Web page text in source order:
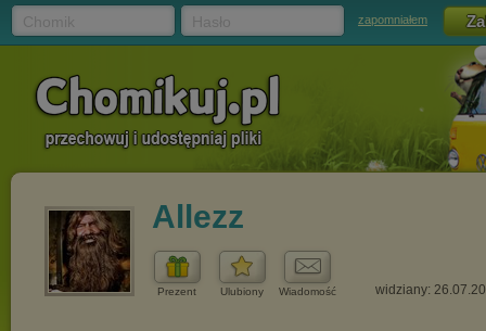
zapomniałem
Allezz
Prezent Ulubiony Wiadomość widziany: